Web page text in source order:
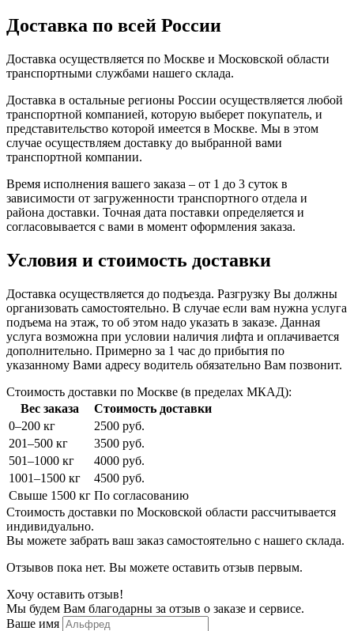
Доставка по всей России
Доставка осуществляется по Москве и Московской области
транспортными службами нашего склада.
Доставка в остальные регионы России осуществляется любой
транспортной компанией, которую выберет покупатель, и
представительство которой имеется в Москве. Мы в этом
случае осуществляем доставку до выбранной вами
транспортной компании.
Время исполнения вашего заказа – от 1 до 3 суток в
зависимости от загруженности транспортного отдела и
района доставки. Точная дата поставки определяется и
согласовывается с вами в момент оформления заказа.
Условия и стоимость доставки
Доставка осуществляется до подъезда. Разгрузку Вы должны
организовать самостоятельно. В случае если вам нужна услуга
подъема на этаж, то об этом надо указать в заказе. Данная
услуга возможна при условии наличия лифта и оплачивается
дополнительно. Примерно за 1 час до прибытия по
указанному Вами адресу водитель обязательно Вам позвонит.
Стоимость доставки по Москве (в пределах МКАД):
Вес заказа
Стоимость доставки
0–200 кг
2500 руб.
201–500 кг
3500 руб.
501–1000 кг
4000 руб.
1001–1500 кг
4500 руб.
Свыше 1500 кг По согласованию
Стоимость доставки по Московской области рассчитывается
индивидуально.
Вы можете забрать ваш заказ самостоятельно с нашего склада.
Отзывов пока нет. Вы можете оставить отзыв первым.
Хочу оставить отзыв!
Мы будем Вам благодарны за отзыв о заказе и сервисе.
Ваше имя